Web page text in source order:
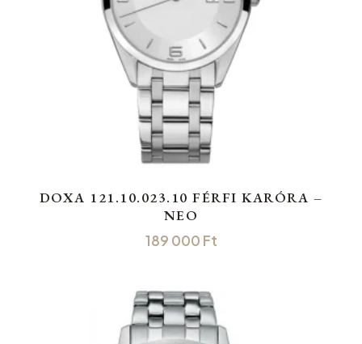
DOXA 121.10.023.10 FÉRFI KARÓRA –
NEO
189 000 Ft